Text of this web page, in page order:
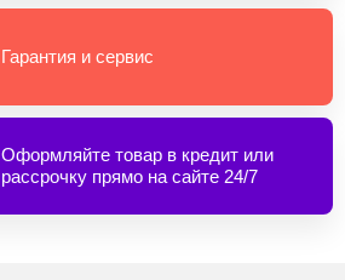
Гарантия и сервис
Оформляйте товар в кредит или
рассрочку прямо на сайте 24/7